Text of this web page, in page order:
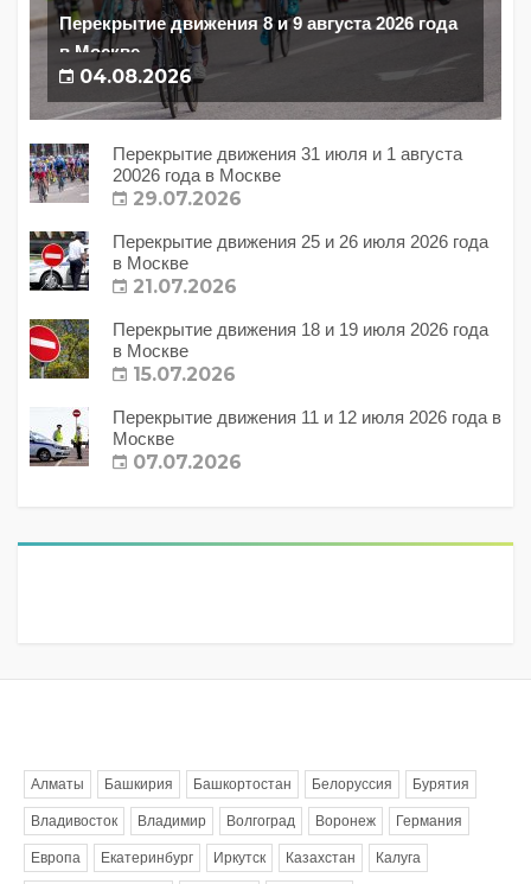
Перекрытие движения 8 и 9 августа 2026 года
в Москве
04.08.2026
Перекрытие движения 31 июля и 1 августа
20026 года в Москве
29.07.2026
Перекрытие движения 25 и 26 июля 2026 года
в Москве
21.07.2026
Перекрытие движения 18 и 19 июля 2026 года
в Москве
15.07.2026
Перекрытие движения 11 и 12 июля 2026 года в
Москве
07.07.2026
Алматы Башкирия Башкортостан Белоруссия Бурятия
Владивосток Владимир Волгоград Воронеж Германия
Европа Екатеринбург Иркутск Казахстан Калуга